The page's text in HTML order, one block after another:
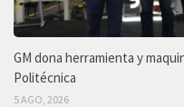
GM dona herramienta y
Politécnica
5 AGO, 2026